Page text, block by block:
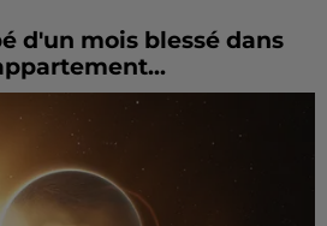
d'un mois blessé dans